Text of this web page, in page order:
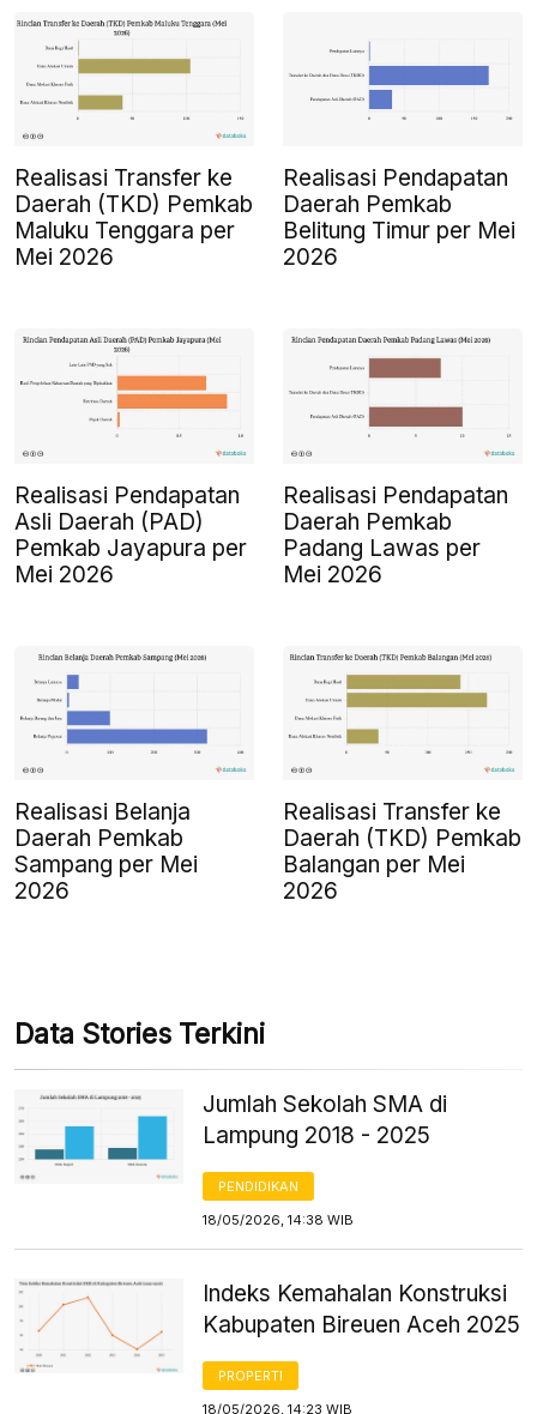
Realisasi Transfer ke
Daerah (TKD) Pemkab
Maluku Tenggara per
Mei 2026
Realisasi Pendapatan
Daerah Pemkab
Belitung Timur per Mei
2026
Realisasi Pendapatan
Asli Daerah (PAD)
Pemkab Jayapura per
Mei 2026
Realisasi Pendapatan
Daerah Pemkab
Padang Lawas per
Mei 2026
Realisasi Belanja
Daerah Pemkab
Sampang per Mei
2026
Realisasi Transfer ke
Daerah (TKD) Pemkab
Balangan per Mei
2026
Data Stories Terkini
Jumlah Sekolah SMA di
Lampung 2018 - 2025
PENDIDIKAN
18/05/2026, 14:38 WIB
Indeks Kemahalan Konstruksi
Kabupaten Bireuen Aceh 2025
PROPERTI
18/05/2026, 14:23 WIB